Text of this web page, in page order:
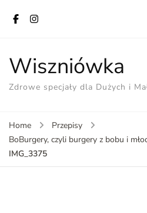
Wiszniówka
Zdrowe specjały dla Dużych i
Home
Przepisy
BoBurgery, czyli burgery z bobu i
IMG_3375